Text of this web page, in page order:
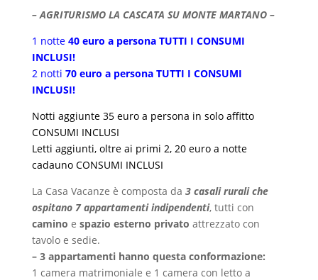
– AGRITURISMO LA CASCATA SU MONTE MARTANO –
1 notte 40 euro a persona TUTTI I CONSUMI
INCLUSI!
2 notti 70 euro a persona TUTTI I CONSUMI
INCLUSI!
Notti aggiunte 35 euro a persona in solo affitto
CONSUMI INCLUSI
Letti aggiunti, oltre ai primi 2, 20 euro a notte
cadauno CONSUMI INCLUSI
La Casa Vacanze è composta da 3 casali rurali che
ospitano 7 appartamenti indipendenti, tutti con
camino e spazio esterno privato attrezzato con
tavolo e sedie.
– 3 appartamenti hanno questa conformazione:
1 camera matrimoniale e 1 camera con letto a